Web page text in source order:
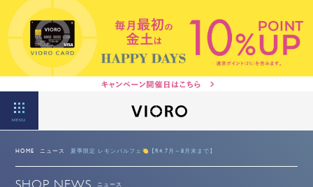
MENU
HOME ニュース 夏季限定 レモンパルフェ 【R4.7月～8月末まで】
SHOP NEWS ニュース